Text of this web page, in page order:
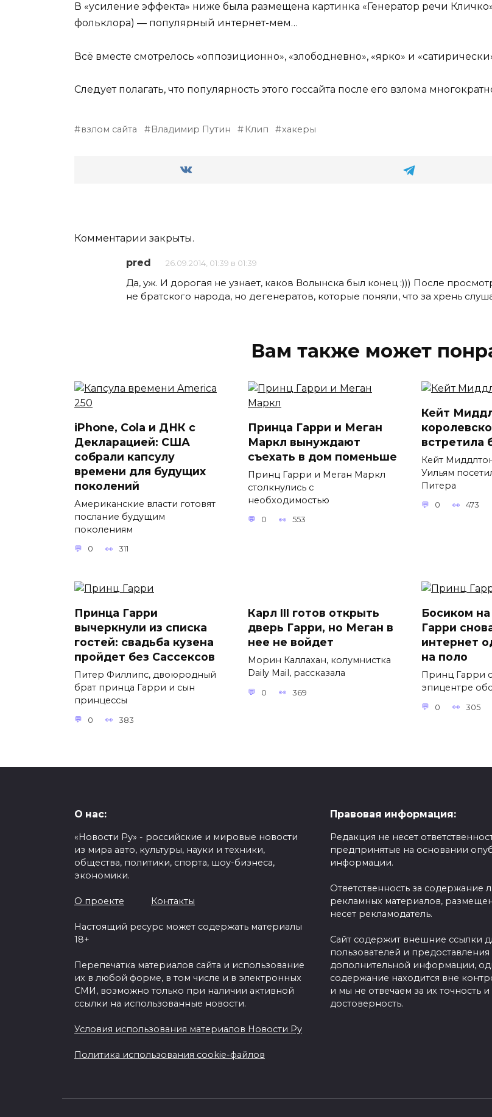
В «усиление эффекта» ниже была размещена картинка «Генератор речи
фольклора) — популярный интернет-мем…
Всё вместе смотрелось «оппозиционно», «злободневно», «ярко» и
Следует полагать, что популярность этого госсайта после его взлома
взлом сайта Владимир Путин Клип хакеры
Комментарии закрыты.
pred 26.09.2014, 01:39 в 01:39
Да, уж. И дорогая не узнает, каков Волынска был конец :))) После
не братского народа, но дегенератов, которые поняли, что за хрень
Вам также может
iPhone, Cola и ДНК с
Декларацией: США
собрали капсулу
времени для будущих
поколений
Американские власти готовят
послание будущим
поколениям
0 311
Принца Гарри и Меган
Маркл вынуждают
съехать в дом поменьше
Принц Гарри и Меган Маркл
столкнулись с
необходимостью
0 553
Кейт
встретила
Кейт
Уильям
Питера
0 473
Принца Гарри
вычеркнули из списка
гостей: свадьба кузена
пройдет без Сассексов
Питер Филлипс, двоюродный
брат принца Гарри и сын
принцессы
0 383
Карл III готов открыть
дверь Гарри, но Меган в
нее не войдет
Морин Каллахан, колумнистка
Daily Mail, рассказала
0 369
Босиком
Гарри
интернет
на поло
Принц Гарри
эпицентре
0 305
О нас:
«Новости Ру» - российские и мировые новости
из мира авто, культуры, науки и техники,
общества, политики, спорта, шоу-бизнеса,
экономики.
О проекте Контакты
Настоящий ресурс может содержать материалы
18+
Перепечатка материалов сайта и использование
их в любой форме, в том числе и в электронных
СМИ, возможно только при наличии активной
ссылки на использованные новости.
Условия использования материалов Новости Ру
Политика использования cookie-файлов
Правовая информация:
Редакция не несет
предпринятые на основании
информации.
Ответственность за содержание
рекламных материалов,
несет рекламодатель.
Сайт содержит внешние ссылки
пользователей и предоставления
дополнительной информации,
содержание находится вне
и мы не отвечаем за их точность и
достоверность.